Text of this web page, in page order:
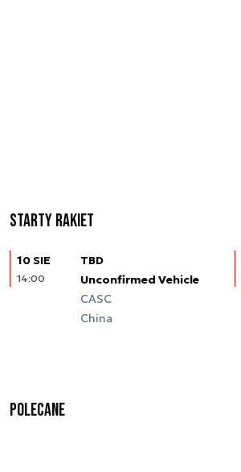
Starty rakiet
10 SIE
14:00
TBD
Unconfirmed Vehicle
CASC
China
Polecane